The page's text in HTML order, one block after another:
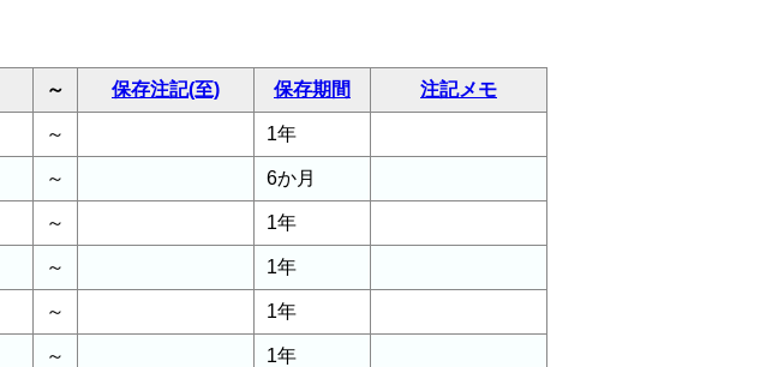
～ 保存注記(至) 保存期間 注記メモ
～ 1年
～ 6か月
～ 1年
～ 1年
～ 1年
～ 1年